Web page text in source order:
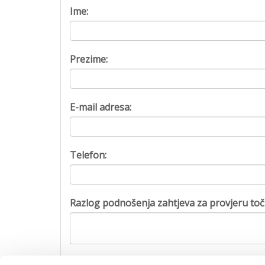
Ime:
Prezime:
E-mail adresa:
Telefon:
Razlog podnošenja zahtjeva za provjeru